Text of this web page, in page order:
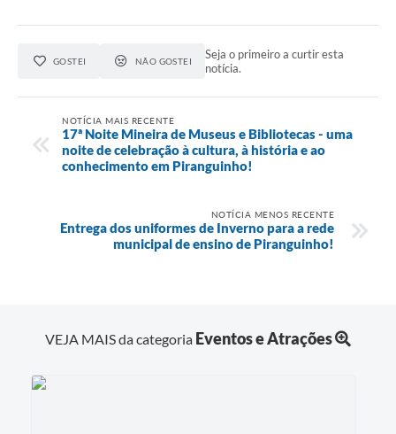
GOSTEI NÃO GOSTEI
Seja o primeiro a curtir esta
notícia.
NOTÍCIA MAIS RECENTE
17ª Noite Mineira de Museus e Bibliotecas - uma
noite de celebração à cultura, à história e ao
conhecimento em Piranguinho!
NOTÍCIA MENOS RECENTE
Entrega dos uniformes de Inverno para a rede
municipal de ensino de Piranguinho!
VEJA MAIS da categoria Eventos e Atrações